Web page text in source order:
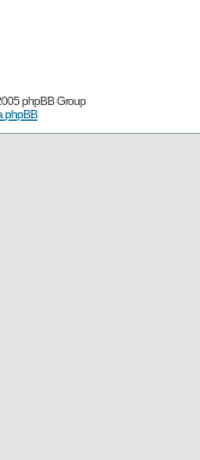
phpBB Group
phpBB